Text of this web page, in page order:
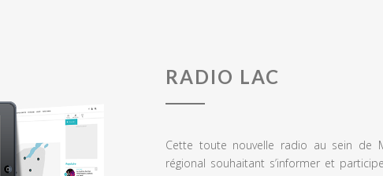
RADIO LAC
Cette toute nouvelle radio au sein de
régional souhaitant s’informer et